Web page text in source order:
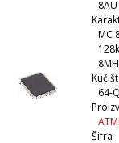
8AU
MC
64-
Šifra